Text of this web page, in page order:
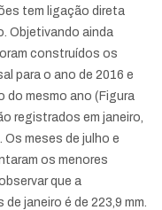
tem ligação direta
Objetivando ainda
construídos os
para o ano de 2016 e
do mesmo ano (Figura
registrados em janeiro,
Os meses de julho e
os menores
que a
janeiro é de 223,9 mm.